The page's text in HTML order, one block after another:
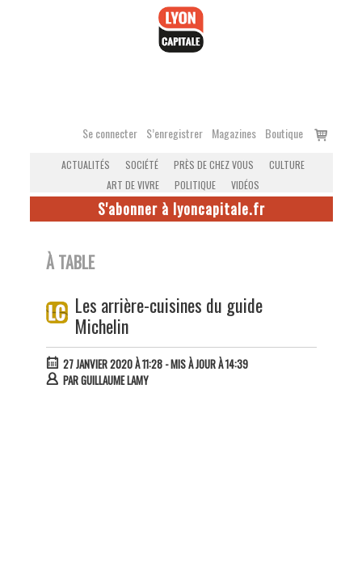
Se connecter S’enregistrer Magazines Boutique
Voir
ACTUALITÉS SOCIÉTÉ PRÈS DE CHEZ VOUS
CULTURE
ART DE VIVRE
POLITIQUE VIDÉOS
S'abonner à lyoncapitale.fr
À TABLE
Les arrière-cuisines du guide
Michelin
27 JANVIER 2020 À 11:28- MIS À JOUR À 14:39
PARGUILLAUME LAMY